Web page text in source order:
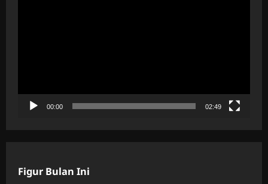
00:00 02:49
Figur Bulan Ini